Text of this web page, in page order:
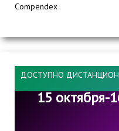
Compendex
ДОСТУПНО
15 октября-